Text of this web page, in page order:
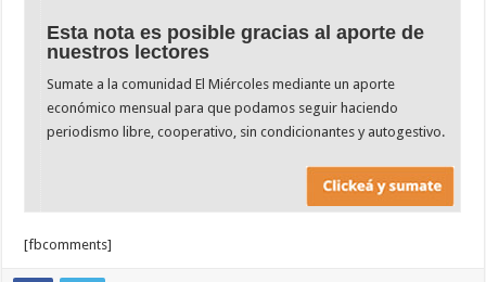
Esta nota es posible gracias al aporte de
nuestros lectores
Sumate a la comunidad El Miércoles mediante un aporte
económico mensual para que podamos seguir haciendo
periodismo libre, cooperativo, sin condicionantes y autogestivo.
[fbcomments]